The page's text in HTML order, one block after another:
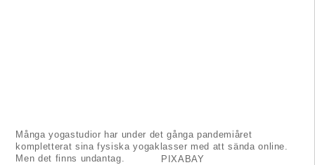
Många yogastudior har under det gånga pandemiåret
kompletterat sina fysiska yogaklasser med att sända online.
Men det finns undantag.
PIXABAY